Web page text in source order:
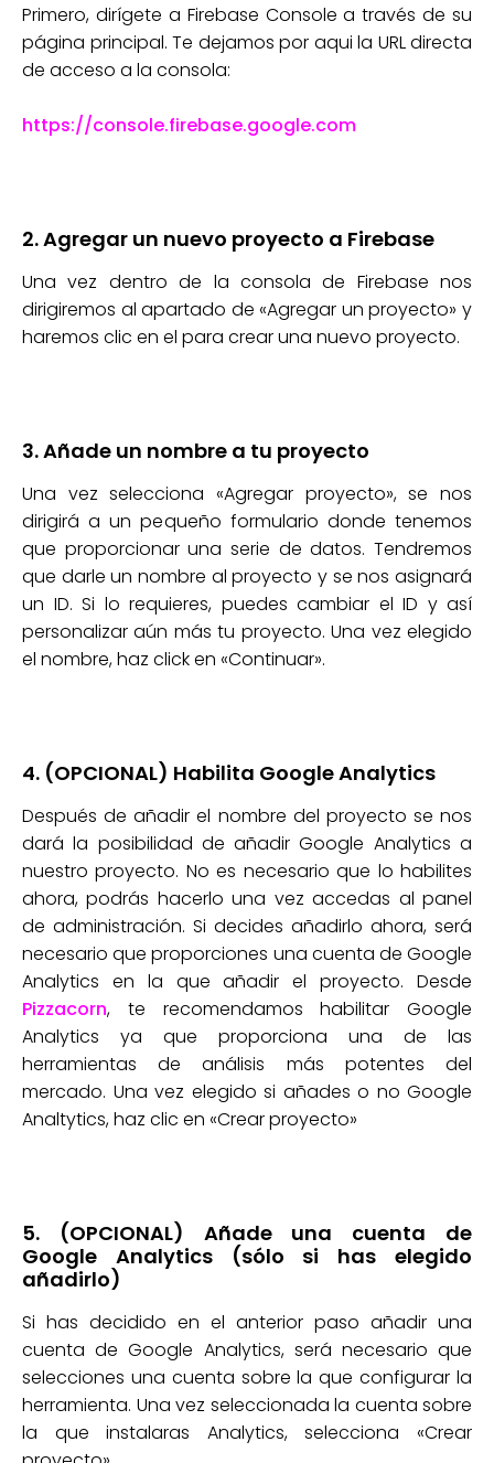
Primero, dirígete a Firebase Console a través de su
página principal. Te dejamos por aqui la URL directa
de acceso a la consola:
https://console.firebase.google.com
2. Agregar un nuevo proyecto a Firebase
Una vez dentro de la consola de Firebase nos
dirigiremos al apartado de «Agregar un proyecto» y
haremos clic en el para crear una nuevo proyecto.
3. Añade un nombre a tu proyecto
Una vez selecciona «Agregar proyecto», se nos
dirigirá a un pequeño formulario donde tenemos
que proporcionar una serie de datos. Tendremos
que darle un nombre al proyecto y se nos asignará
un ID. Si lo requieres, puedes cambiar el ID y así
personalizar aún más tu proyecto. Una vez elegido
el nombre, haz click en «Continuar».
4. (OPCIONAL) Habilita Google Analytics
Después de añadir el nombre del proyecto se nos
dará la posibilidad de añadir Google Analytics a
nuestro proyecto. No es necesario que lo habilites
ahora, podrás hacerlo una vez accedas al panel
de administración. Si decides añadirlo ahora, será
necesario que proporciones una cuenta de Google
Analytics en la que añadir el proyecto. Desde
Pizzacorn, te recomendamos habilitar Google
Analytics ya que proporciona una de las
herramientas de análisis más potentes del
mercado. Una vez elegido si añades o no Google
Analtytics, haz clic en «Crear proyecto»
5. (OPCIONAL) Añade una cuenta de
Google Analytics (sólo si has elegido
añadirlo)
Si has decidido en el anterior paso añadir una
cuenta de Google Analytics, será necesario que
selecciones una cuenta sobre la que configurar la
herramienta. Una vez seleccionada la cuenta sobre
la que instalaras Analytics, selecciona «Crear